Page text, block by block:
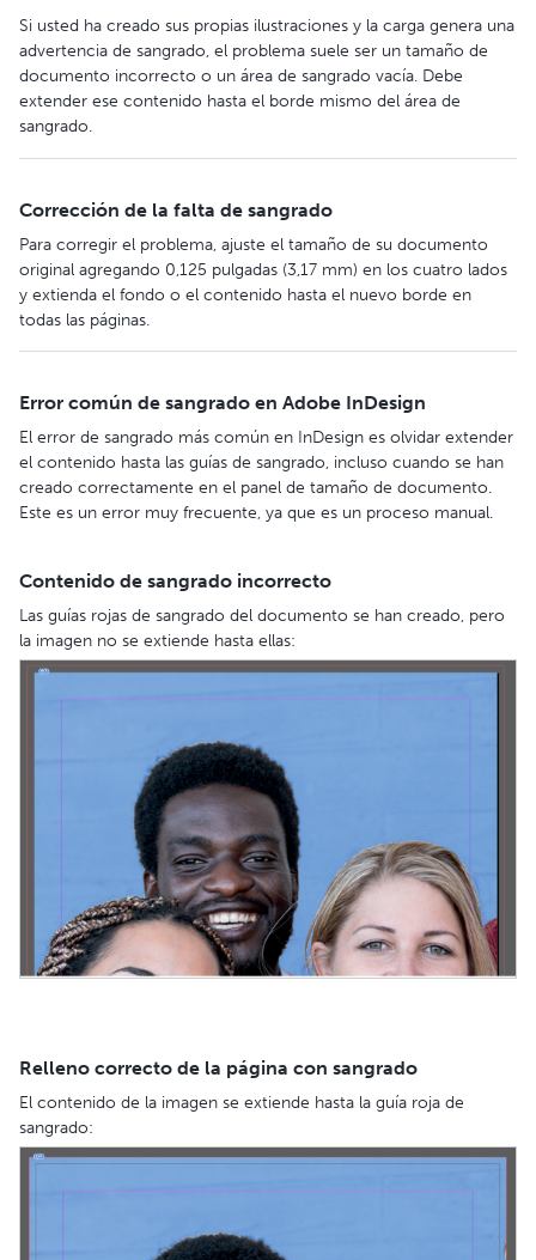
Si usted ha creado sus propias ilustraciones y la carga genera una
advertencia de sangrado, el problema suele ser un tamaño de
documento incorrecto o un área de sangrado vacía. Debe
extender ese contenido hasta el borde mismo del área de
sangrado.
Corrección de la falta de sangrado
Para corregir el problema, ajuste el tamaño de su documento
original agregando 0,125 pulgadas (3,17 mm) en los cuatro lados
y extienda el fondo o el contenido hasta el nuevo borde en
todas las páginas.
Error común de sangrado en Adobe InDesign
El error de sangrado más común en InDesign es olvidar extender
el contenido hasta las guías de sangrado, incluso cuando se han
creado correctamente en el panel de tamaño de documento.
Este es un error muy frecuente, ya que es un proceso manual.
Contenido de sangrado incorrecto
Las guías rojas de sangrado del documento se han creado, pero
la imagen no se extiende hasta ellas:
Relleno correcto de la página con sangrado
El contenido de la imagen se extiende hasta la guía roja de
sangrado: